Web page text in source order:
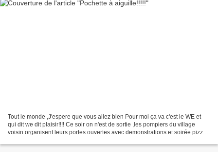
Tout le monde ,J'espere que vous allez bien Pour moi ça va c'est le WE et
qui dit we dit plaisir!!!! Ce soir on n'est de sortie ,les pompiers du village
voisin organisent leurs portes ouvertes avec demonstrations et soirée pizza